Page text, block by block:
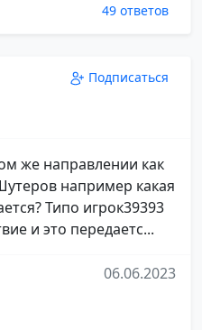
49 ответов
Подписаться
же направлении как
например какая
Типо игрок39393
и это передаетс...
06.06.2023